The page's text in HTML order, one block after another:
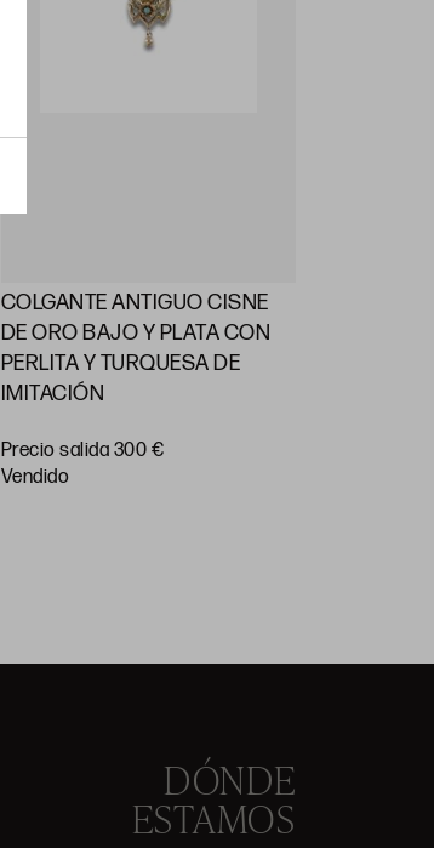
COLGANTE ANTIGUO CISNE
DE ORO BAJO Y PLATA CON
PERLITA Y TURQUESA DE
IMITACIÓN
Precio salida 300 €
vendido
DÓNDE
ESTAMOS